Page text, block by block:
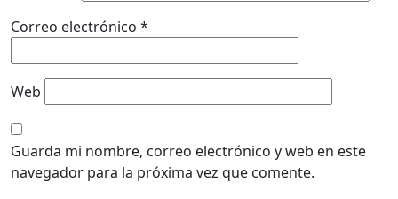
Correo electrónico *
Web
Guarda mi nombre, correo electrónico y web en este
navegador para la próxima vez que comente.